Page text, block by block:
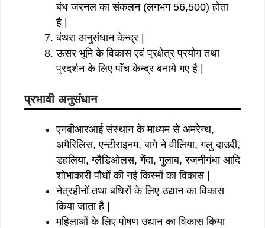
बंध जरनल का संकलन (लगभग 56,500) होता
है |
बंथरा अनुसंधान केन्द्र |
ऊसर भूमि के विकास एवं प्रक्षेत्र प्रयोग तथा
प्रदर्शन के लिए पाँच केन्द्र बनाये गए है |
प्रभावी अनुसंधान
एनबीआरआई संस्थान के माध्यम से अमरेन्थ,
अमैरिलिस, एन्टीराइनम, बागे ने वीलिया, गलु दाउदी,
डहलिया, ग्लैडिओलस, गेंदा, गुलाब, रजनीगंधा आदि
शोभाकारी पौधों की नई किस्मों का विकास |
नेत्रहीनों तथा बधिरों के लिए उद्यान का विकास
किया जाता है |
महिलाओं के लिए पोषण उद्यान का विकास किया